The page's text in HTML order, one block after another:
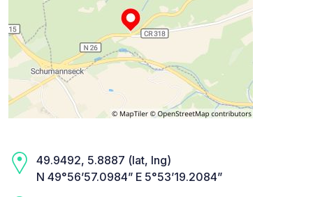
49.9492, 5.8887 (lat, lng)
N 49°56’57.0984” E 5°53’19.2084”